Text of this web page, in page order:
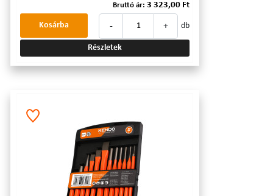
Bruttó ár: 3 323,00 Ft
- + db
Kosárba
Részletek